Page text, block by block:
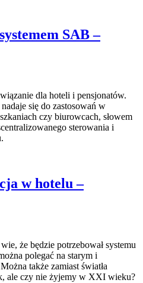
SAB –
dla hoteli i pensjonatów.
się do zastosowań w
czy biurowcach, słowem
sterowania i
w hotelu –
że będzie potrzebował systemu
polegać na starym i
także zamiast światła
ale czy nie żyjemy w XXI wieku?